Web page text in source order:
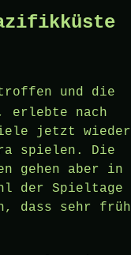
und die
erlebte nach
jetzt wieder
spielen. Die
gehen aber in
der Spieltage
dass sehr früh